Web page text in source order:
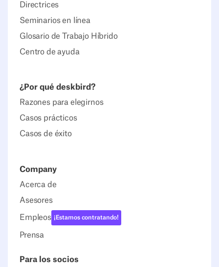
Directrices
Seminarios en línea
Glosario de Trabajo Híbrido
Centro de ayuda
¿Por qué deskbird?
Razones para elegirnos
Casos prácticos
Casos de éxito
Company
Acerca de
Asesores
Empleos ¡Estamos contratando!
Prensa
Para los socios